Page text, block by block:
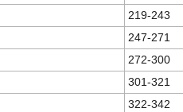
219-243
247-271
272-300
301-321
322-342